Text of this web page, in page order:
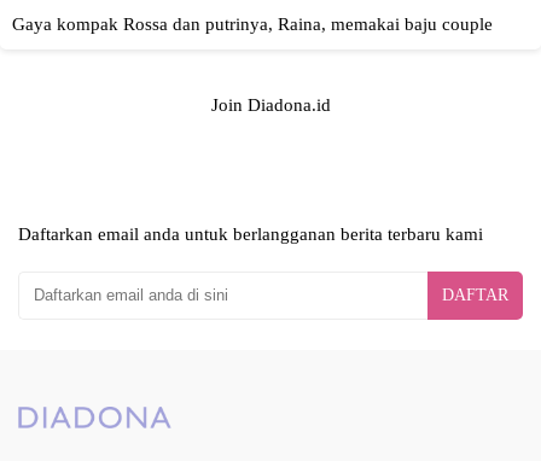
Join Diadona.id
Daftarkan email anda untuk berlangganan berita terbaru kami
DAFTAR